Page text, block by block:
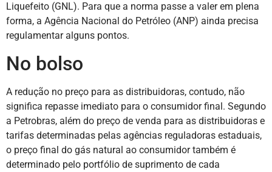
Liquefeito (GNL). Para que a norma passe a valer em plena
forma, a Agência Nacional do Petróleo (ANP) ainda precisa
regulamentar alguns pontos.
No bolso
A redução no preço para as distribuidoras, contudo, não
significa repasse imediato para o consumidor final. Segundo
a Petrobras, além do preço de venda para as distribuidoras e
tarifas determinadas pelas agências reguladoras estaduais,
o preço final do gás natural ao consumidor também é
determinado pelo portfólio de suprimento de cada